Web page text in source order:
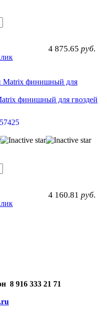
4 875.65 руб.
финишный для гвоздей
57425
4 160.81 руб.
8 916 333 21 71